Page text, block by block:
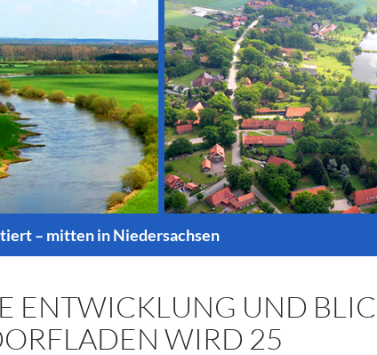
– mitten in Niedersachsen
ENTWICKLUNG UND
WIRD 25